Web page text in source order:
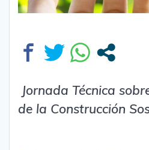
Jornada Técnica
de la Construcción